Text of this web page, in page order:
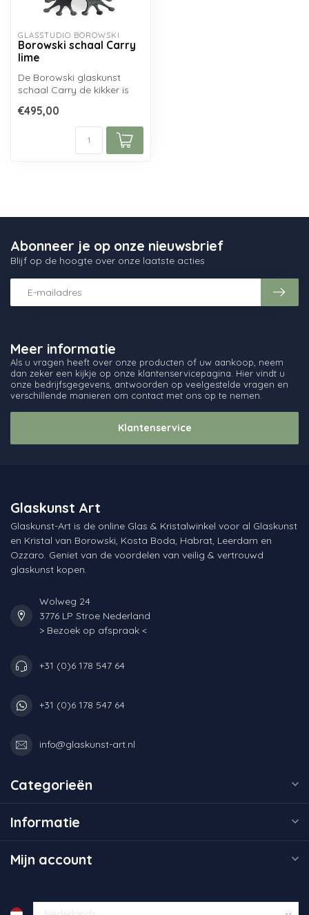
GLASSTUDIO BOROWSKI
Borowski schaal Carry
lime
De Borowski glaskunst
schaal Carry de kikker is
finishin...
€495,00
Meer informatie
Als u vragen heeft over onze producten of uw aankoop, neem
dan zeker een kijkje op onze klantenservicepagina. Hier vindt u
onze bedrijfsgegevens, antwoorden op veelgestelde vragen en
verschillende manieren om contact met ons op te nemen.
Klantenservice
Abonneer je op onze nieuwsbrief
Blijf op de hoogte over onze laatste acties
Glaskunst Art
Glaskunst-Art is de online Glas & Kristalwinkel voor al Glaskunst
en Kristal van Borowski, Kosta Boda, Habrat, Leerdam en
Ozzaro. Geniet van de voordelen van veilig & vertrouwd
glaskunst kopen.
Wolweg 24
3776 LP Stroe Nederland
> Bezoek op afspraak <
+31 (0)6 178 547 64
+31 (0)6 178 547 64
info@glaskunst-art.nl
Categorieën
Informatie
Mijn account